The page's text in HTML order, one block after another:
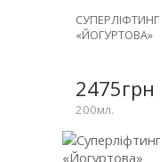
«ЙОГУРТОВА»
2475грн
200мл.